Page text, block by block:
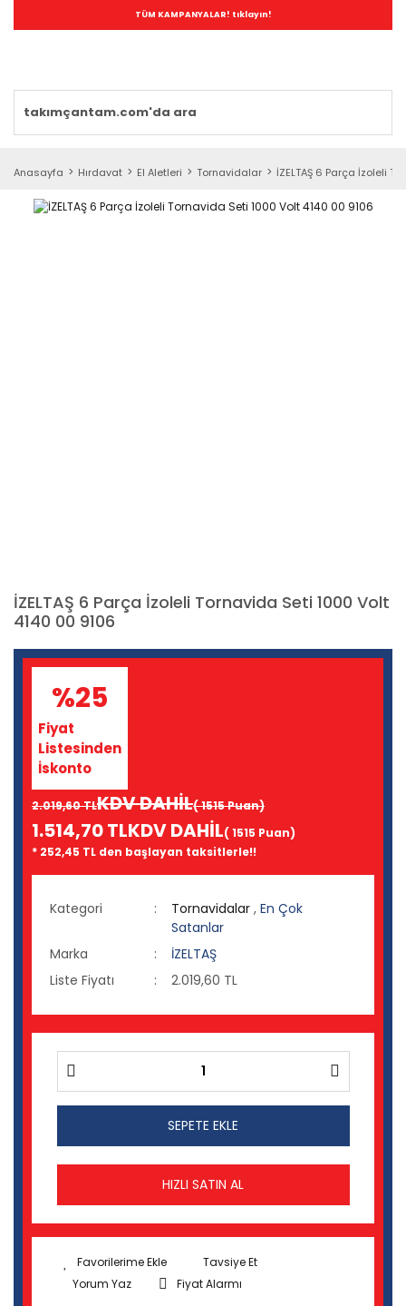
TÜM KAMPANYALAR! tıklayın!
Anasayfa Hırdavat El Aletleri Tornavidalar İZELTAŞ 6 Parça İzoleli
İZELTAŞ 6 Parça İzoleli Tornavida Seti 1000 Volt
4140 00 9106
%25
Fiyat
Listesinden
İskonto
2.019,60 TLKDV DAHİL( 1515 Puan)
1.514,70 TLKDV DAHİL( 1515 Puan)
* 252,45 TL den başlayan taksitlerle!!
Kategori Tornavidalar , En Çok
Satanlar
Marka
İZELTAŞ
Liste Fiyatı
2.019,60 TL
SEPETE EKLE
HIZLI SATIN AL
Tavsiye Et
Yorum Yaz
Fiyat Alarmı